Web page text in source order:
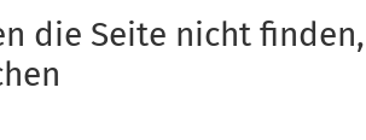
die Seite nicht finden,